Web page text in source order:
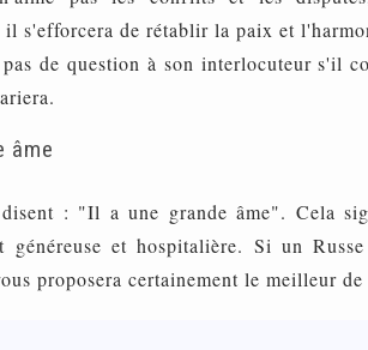
il s'efforcera de rétablir la paix et
de question à son interlocuteur s'il
âme
disent : "Il a une grande âme". Cela
généreuse et hospitalière. Si un
proposera certainement le meilleur